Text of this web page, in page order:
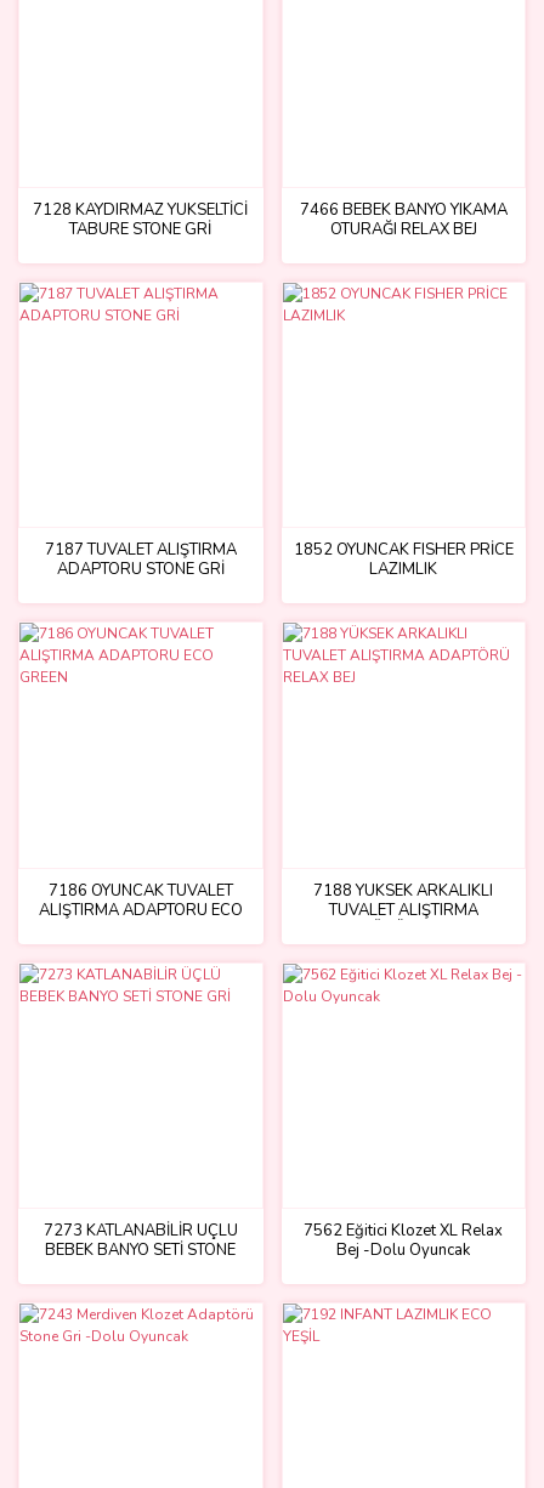
7128 KAYDIRMAZ YÜKSELTİCİ
TABURE STONE GRİ
7466 BEBEK BANYO YIKAMA
OTURAĞI RELAX BEJ
7187 TUVALET ALIŞTIRMA
ADAPTORU STONE GRİ
1852 OYUNCAK FISHER PRİCE
LAZIMLIK
7186 OYUNCAK TUVALET
ALIŞTIRMA ADAPTORU ECO
7188 YÜKSEK ARKALIKLI
TUVALET ALIŞTIRMA
7273 KATLANABİLİR ÜÇLÜ
BEBEK BANYO SETİ STONE
7562 Eğitici Klozet XL Relax
Bej -Dolu Oyuncak